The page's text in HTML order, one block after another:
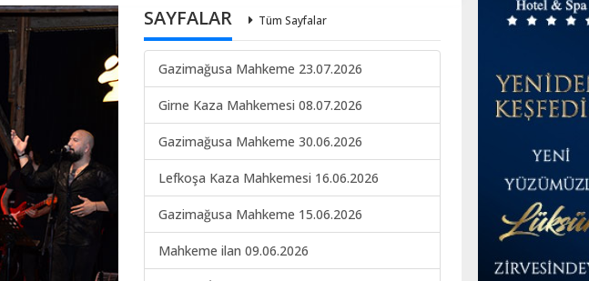
SAYFALAR Tüm Sayfalar
Gazimağusa Mahkeme 23.07.2026
Girne Kaza Mahkemesi 08.07.2026
Gazimağusa Mahkeme 30.06.2026
Lefkoşa Kaza Mahkemesi 16.06.2026
Gazimağusa Mahkeme 15.06.2026
Mahkeme ilan 09.06.2026